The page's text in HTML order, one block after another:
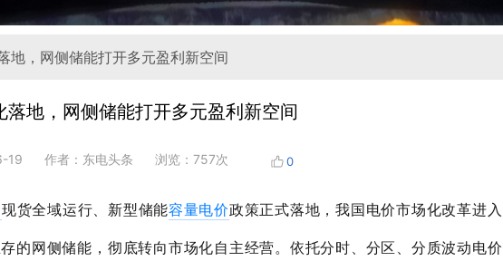
地，网侧储能打开多元盈利新空间
落地，网侧储能打开多元盈利新空间
19 作者：东电头条 浏览：757次 0
现货全域运行、新型储能容量电价政策正式落地，我国电价市场化改革进入
的网侧储能，彻底转向市场化自主经营。依托分时、分区、分质波动电价